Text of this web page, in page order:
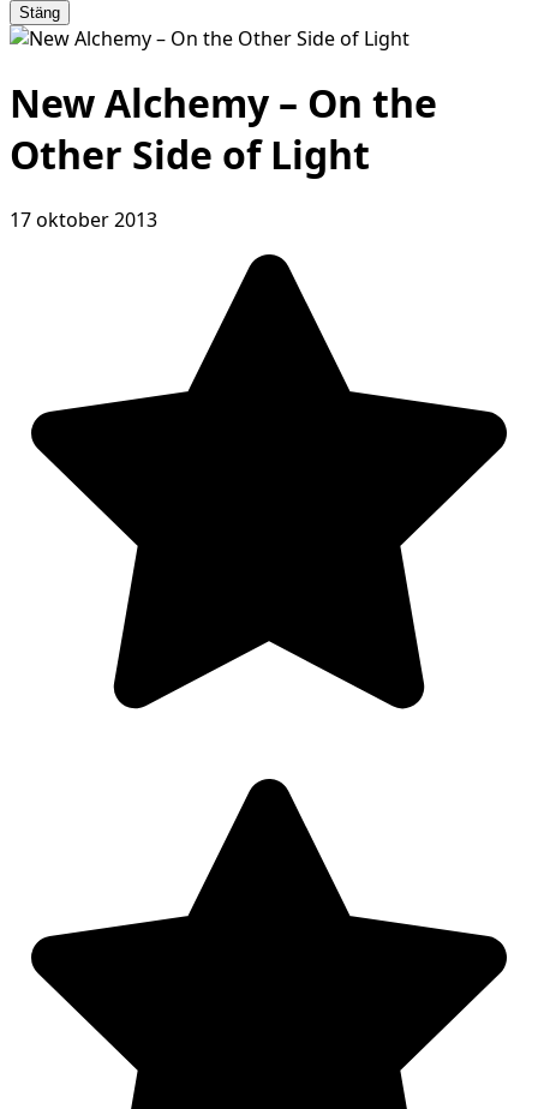
Stäng
New Alchemy – On the
Other Side of Light
17 oktober 2013